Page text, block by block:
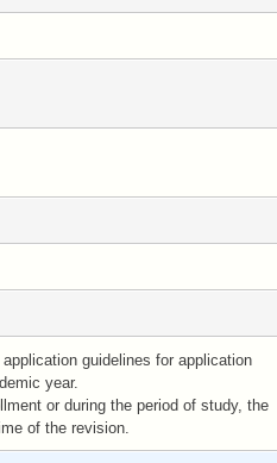
guidelines for application
year.
or during the period of study, the
of the revision.